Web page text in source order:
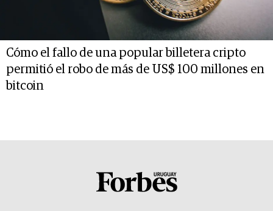
Cómo el fallo de una popular billetera cripto
permitió el robo de más de US$ 100 millones en
bitcoin